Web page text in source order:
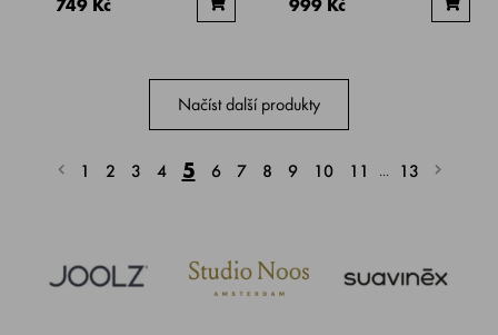
749 Kč 999 Kč
Načíst další produkty
1 2 3 4 5 6 7 8 9 10 11 ... 13